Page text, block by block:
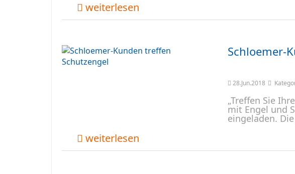
weiterlesen
Schloemer-
28.Jun.2018
„Treffen Sie
mit Engel und
eingeladen.
weiterlesen